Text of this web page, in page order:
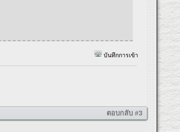
บันทึกการเข้า
ตอบกลับ #3